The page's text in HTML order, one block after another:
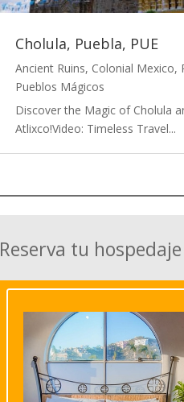
Cholula, Puebla, PUE
Ancient Ruins, Colonial Mexico,
Pueblos Mágicos
Discover the Magic of Cholula
Atlixco!Video: Timeless Travel...
Reserva tu